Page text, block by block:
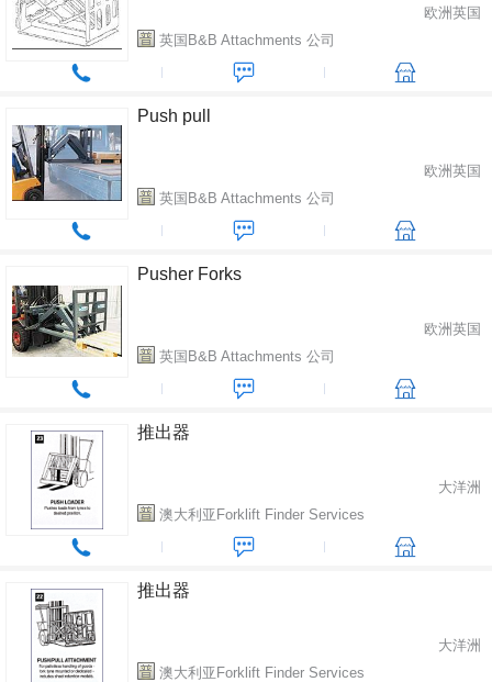
欧洲英国
英国B&B Attachments 公司
Push pull
欧洲英国
英国B&B Attachments 公司
Pusher Forks
欧洲英国
英国B&B Attachments 公司
推出器
大洋洲
澳大利亚Forklift Finder Services
推出器
大洋洲
澳大利亚Forklift Finder Services